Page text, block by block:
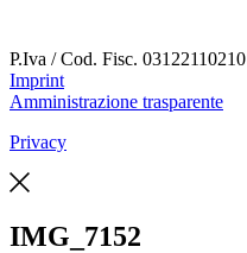
P.Iva / Cod. Fisc. 03122110210
Imprint
Amministrazione trasparente
Privacy
IMG_7152